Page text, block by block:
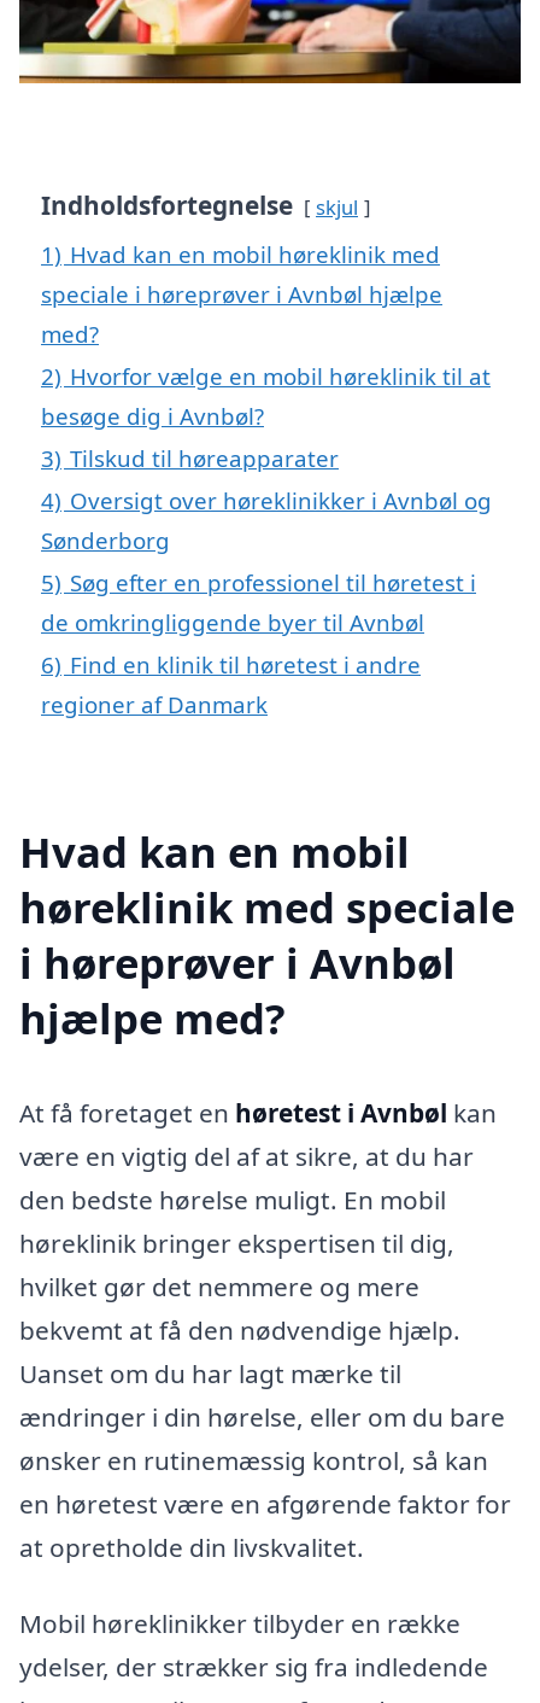
Indholdsfortegnelse skjul
1) Hvad kan en mobil høreklinik med
speciale i høreprøver i Avnbøl hjælpe
med?
2) Hvorfor vælge en mobil høreklinik til at
besøge dig i Avnbøl?
3) Tilskud til høreapparater
4) Oversigt over høreklinikker i Avnbøl og
Sønderborg
5) Søg efter en professionel til høretest i
de omkringliggende byer til Avnbøl
6) Find en klinik til høretest i andre
regioner af Danmark
Hvad kan en mobil
høreklinik med speciale
i høreprøver i Avnbøl
hjælpe med?
At få foretaget en høretest i Avnbøl kan
være en vigtig del af at sikre, at du har
den bedste hørelse muligt. En mobil
høreklinik bringer ekspertisen til dig,
hvilket gør det nemmere og mere
bekvemt at få den nødvendige hjælp.
Uanset om du har lagt mærke til
ændringer i din hørelse, eller om du bare
ønsker en rutinemæssig kontrol, så kan
en høretest være en afgørende faktor for
at opretholde din livskvalitet.
Mobil høreklinikker tilbyder en række
ydelser, der strækker sig fra indledende